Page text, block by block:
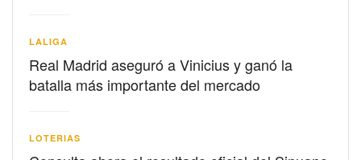
LALIGA
Real Madrid aseguró a Vinicius y ganó la
batalla más importante del mercado
LOTERIAS